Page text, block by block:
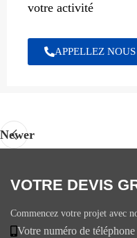
votre activité
APPELLEZ NOUS
Newer
VOTRE DEVIS
Commencez votre projet avec
Votre numéro de téléphone